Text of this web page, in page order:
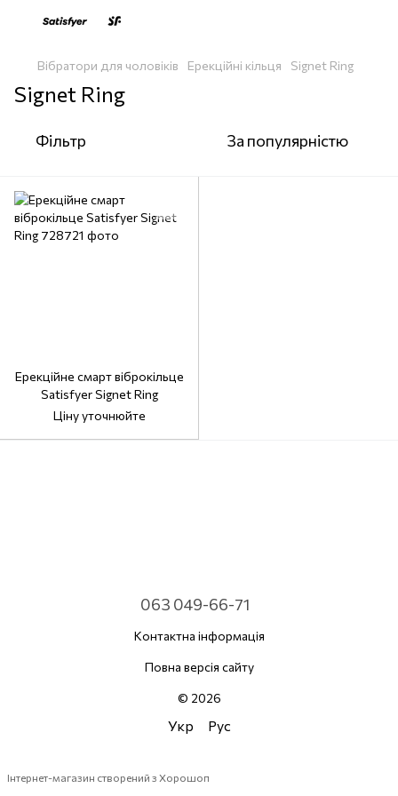
Вібратори для чоловіків Ерекційні кільця Signet Ring
Signet Ring
Фільтр За популярністю
Ерекційне смарт віброкільце
Satisfyer Signet Ring
Ціну уточнюйте
063 049-66-71
Контактна інформація
Повна версія сайту
© 2026
Укр Рус
Інтернет-магазин створений з Хорошоп